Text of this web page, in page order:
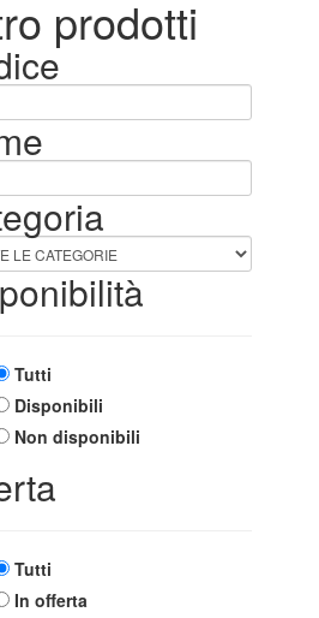
prodotti
Tutti
Disponibili
Non disponibili
Tutti
In offerta